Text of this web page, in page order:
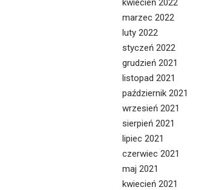
kwiecień 2022
marzec 2022
luty 2022
styczeń 2022
grudzień 2021
listopad 2021
październik 2021
wrzesień 2021
sierpień 2021
lipiec 2021
czerwiec 2021
maj 2021
kwiecień 2021